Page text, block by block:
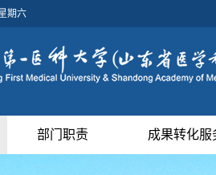
期六
部门职责 成果转化服